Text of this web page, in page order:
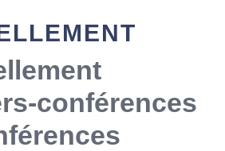
conférences